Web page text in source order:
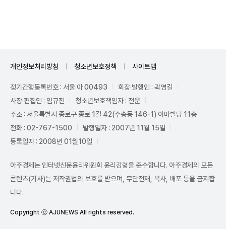
개인정보처리방침 청소년보호정책 사이트맵
정기간행등록번호 : 서울 아 00493
회장·발행인 : 곽영길
사장·편집인 : 임규진
청소년보호책임자 : 전운
주소 : 서울특별시 종로구 종로 1길 42(수송동 146-1) 이마빌딩 11층
전화 : 02-767-1500
발행일자 : 2007년 11월 15일
등록일자 : 2008년 01월10일
아주경제는 인터넷신문윤리위원회 윤리강령을 준수합니다. 아주경제의 모든
콘텐츠(기사)는 저작권법의 보호를 받으며, 무단전재, 복사, 배포 등을 금지합
니다.
Copyright ⓒ AJUNEWS All rights reserved.